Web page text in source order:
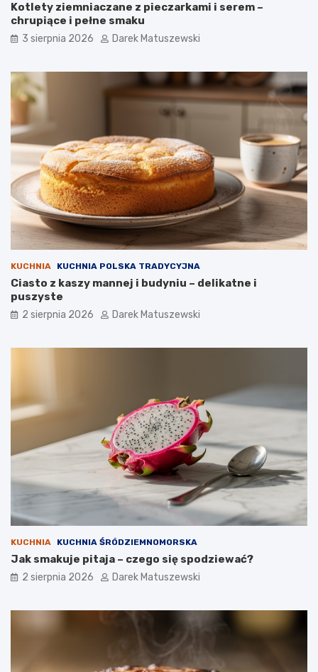
Kotlety ziemniaczane z pieczarkami i serem –
chrupiące i pełne smaku
3 sierpnia 2026 Darek Matuszewski
KUCHNIA KUCHNIA POLSKA TRADYCYJNA
Ciasto z kaszy mannej i budyniu – delikatne i
puszyste
2 sierpnia 2026 Darek Matuszewski
KUCHNIA KUCHNIA ŚRÓDZIEMNOMORSKA
Jak smakuje pitaja – czego się spodziewać?
2 sierpnia 2026 Darek Matuszewski